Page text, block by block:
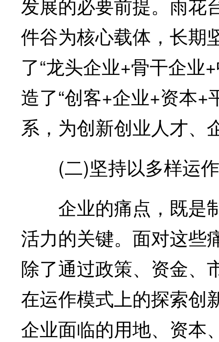
件谷为核心载体，长期
了“龙头企业+骨干企业
造了“创客+企业+资本+
系，为创新创业人才、
(二)坚持以多样运作
企业的痛点，既是
活力的关键。面对这些
除了通过政策、资金、
在运作模式上的探索创
企业面临的用地、资本